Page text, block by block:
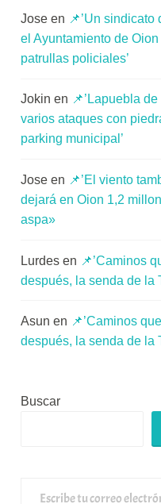
Jose en 📌’Un
el Ayuntamiento de
patrullas policiales’
Jokin en 📌’Lapuebla
varios ataques con
parking municipal’
Jose en 📌’El viento
dejará en Oion 1,2
aspa»
Lurdes en 📌’Caminos
después, la senda de la
Asun en 📌’Caminos
después, la senda de la
Buscar